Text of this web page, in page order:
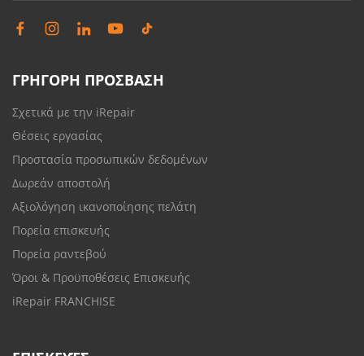
ΓΡΗΓΟΡΗ ΠΡΟΣΒΑΣΗ
Σχετικά με την iRepair
Θέσεις εργασίας
Προστασία προσωπικών δεδομένων
Δωρεάν αποστολή
Αξιολόγηση ικανοποίησης πελάτη
Πορεία επισκευής
Πορεία ραντεβού
Όροι & Προϋποθέσεις Επισκευής
iRepair FRANCHISE